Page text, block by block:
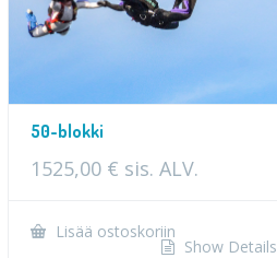
50-blokki
1525,00 € sis. ALV.
Lisää ostoskoriin
Show Details